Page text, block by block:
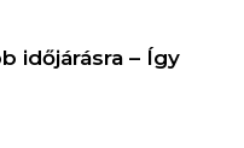
időjárásra – Így